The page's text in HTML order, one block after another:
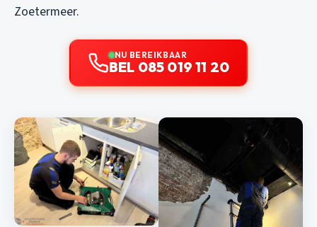
Zoetermeer.
NU BEREIKBAAR
BEL 085 019 11 20